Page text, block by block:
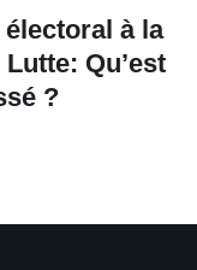
à la
Qu’est
?